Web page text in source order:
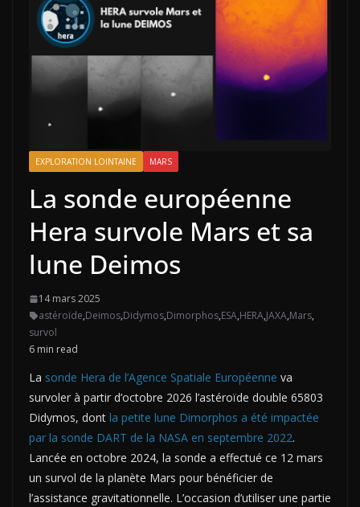
EXPLORATION LOINTAINE MARS
La sonde européenne
Hera survole Mars et sa
lune Deimos
14 mars 2025
astéroïde,Deimos,Didymos,Dimorphos,ESA,HERA,JAXA,Mars,
survol
6 min read
La sonde Hera de l’Agence Spatiale Européenne va
survoler à partir d’octobre 2026 l’astéroïde double 65803
Didymos, dont la petite lune Dimorphos a été impactée
par la sonde DART de la NASA en septembre 2022.
Lancée en octobre 2024, la sonde a effectué ce 12 mars
un survol de la planète Mars pour bénéficier de
l’assistance gravitationnelle. L’occasion d’utiliser une partie